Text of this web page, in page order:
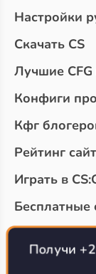
Настройки
Скачать CS
Лучшие CFG
Конфиги
Кфг
Рейтинг
Играть в
Бесплатные
Топ сайтов
Получи